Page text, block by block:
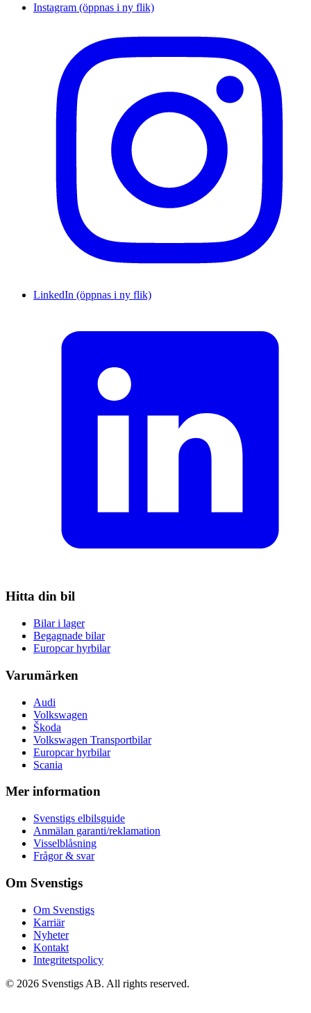
Instagram (öppnas i ny flik)
LinkedIn (öppnas i ny flik)
Hitta din bil
Bilar i lager
Begagnade bilar
Europcar hyrbilar
Varumärken
Audi
Volkswagen
Škoda
Volkswagen Transportbilar
Europcar hyrbilar
Scania
Mer information
Svenstigs elbilsguide
Anmälan garanti/reklamation
Visselblåsning
Frågor & svar
Om Svenstigs
Om Svenstigs
Karriär
Nyheter
Kontakt
Integritetspolicy
© 2026 Svenstigs AB. All rights reserved.